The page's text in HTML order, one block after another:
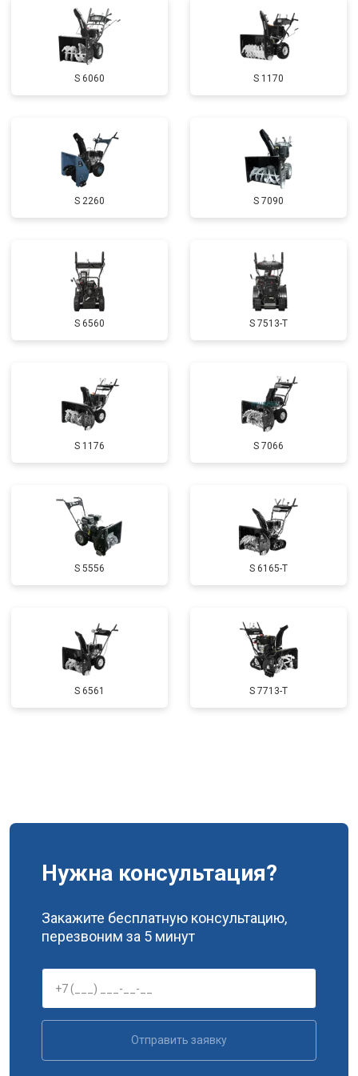
Замена глушителя Заказать
Замена маховика от 3050 ₽ Заказать
Натяжка тросов Заказать
Ремонт электропроводки от 3150 ₽ Заказать
Полное ТО от 4900 ₽
Регулировка зазоров клапанов от 2800 ₽
Замена свечей зажигания от 1820 ₽ Заказать
Демонтаж-монтаж двигателя от 6400 ₽ Заказать
Ремонт сцепления Заказать
Установка комплекта прокладок
двигателя
от 5500 ₽ Заказать
двигателя и редуктора
от 2500 ₽
Чистка бака от 2750 ₽ Заказать
Чистка карбюратора от 3780 ₽ Заказать
Замена/Pемонт шнека от 2580 ₽ Заказать
Ремонт топливных мембран от 3500 ₽ Заказать
Замена подшипников от 2500 ₽ Заказать
S 6060 S 1170
S 2260 S 7090
S 6560 S 7513-T
S 1176 S 7066
S 5556 S 6165-T
S 6561 S 7713-T
Нужна консультация?
Закажите бесплатную консультацию,
перезвоним за 5 минут
Отправить заявку